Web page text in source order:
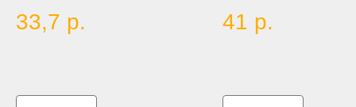
33,7 р.
Цвет:
BLUE
41 р.